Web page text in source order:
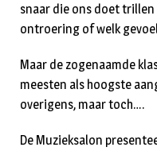
snaar die ons doet
ontroering of welk
Maar de zogenaamde
meesten als hoogste
overigens, maar toch….
De Muzieksalon